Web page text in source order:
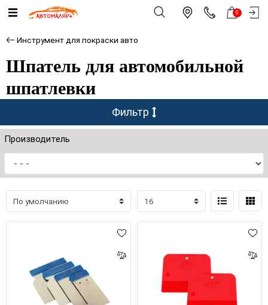
0
Инструмент для покраски авто
Шпатель для автомобильной
шпатлевки
Фильтр
Производитель